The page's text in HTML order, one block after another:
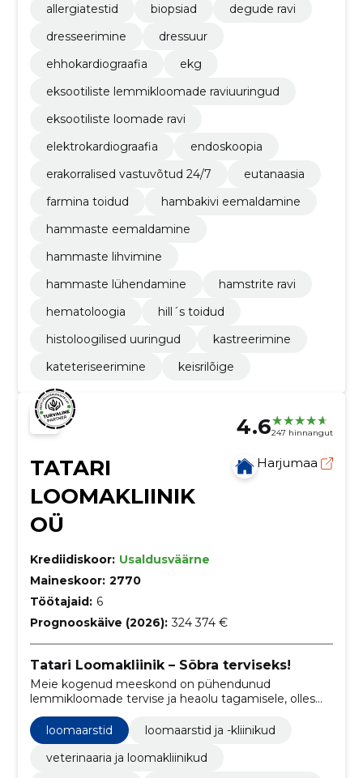
allergiatestid
biopsiad
degude ravi
dresseerimine
dressuur
ehhokardiograafia
ekg
eksootiliste lemmikloomade raviuuringud
eksootiliste loomade ravi
elektrokardiograafia
endoskoopia
erakorralised vastuvõtud 24/7
eutanaasia
farmina toidud
hambakivi eemaldamine
hammaste eemaldamine
hammaste lihvimine
hammaste lühendamine
hamstrite ravi
hematoloogia
hill´s toidud
histoloogilised uuringud
kastreerimine
kateteriseerimine
keisrilõige
4.6247 hinnangut
TATARI
LOOMAKLIINIK
OÜ
Harjumaa
Krediidiskoor: Usaldusväärne
Maineskoor: 2770
Töötajaid: 6
Prognooskäive (2026): 324 374 €
Tatari Loomakliinik – Sõbra terviseks!
Meie kogenud meeskond on pühendunud
lemmikloomade tervise ja heaolu tagamisele, olles
usaldusväärne partner lemmikloomaomanikele
nende neljajalgsete sõprade eest hoolitsemisel.
loomaarstid
loomaarstid ja -kliinikud
veterinaaria ja loomakliinikud